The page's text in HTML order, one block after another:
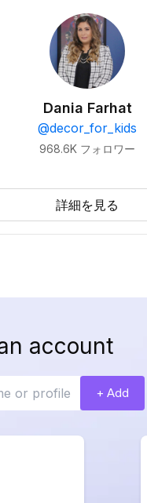
Dania Farhat
@decor_for_kids
968.6K フォロワー
詳細を見る
account
+ Add